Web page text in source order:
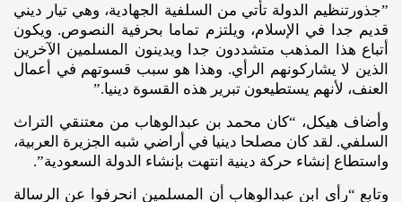
”جذورتنظيم الدولة تأتي من السلفية الجهادية، وهي تيار ديني
قديم جدا في الإسلام، ويلتزم تماما بحرفية النصوص. ويكون
أتباع هذا المذهب متشددون جدا ويدينون المسلمين الآخرين
الذين لا يشاركونهم الرأي. وهذا هو سبب قسوتهم في أعمال
العنف، لأنهم يستطيعون تبرير هذه القسوة دينيا.”
وأضاف هيكل، “كان محمد بن عبدالوهاب من معتنقي التراث
السلفي. لقد كان مصلحا دينيا في أراضي شبه الجزيرة العربية،
واستطاع إنشاء حركة دينية انتهت بإنشاء الدولة السعودية”.
وتابع “رأى ابن عبدالوهاب أن المسلمين انحرفوا عن الرسالة